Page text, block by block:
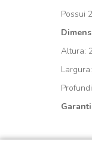
Possui
Altura: